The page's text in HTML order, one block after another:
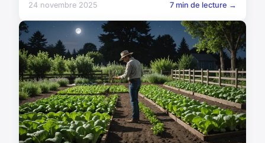
24 novembre 2025 7 min de lecture →